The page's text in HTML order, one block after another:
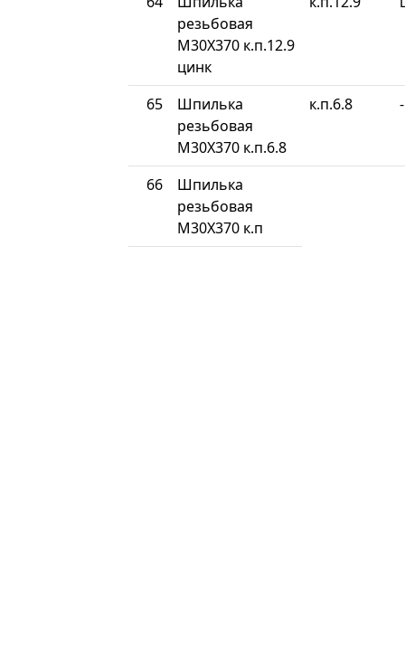
резьбовая
М30Х370 к.п.12.9
цинк
65
Шпилька
резьбовая
М30Х370 к.п.6.8
к.п.6.8 -
66
Шпилька
резьбовая
М30Х370 к.п